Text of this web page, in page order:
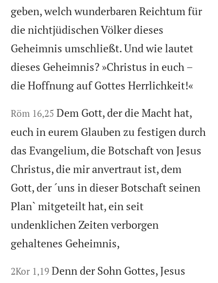
geben, welch wunderbaren Reichtum für
die nichtjüdischen Völker dieses
Geheimnis umschließt. Und wie lautet
dieses Geheimnis? »Christus in euch –
die Hoffnung auf Gottes Herrlichkeit!«
Röm 16,25 Dem Gott, der die Macht hat,
euch in eurem Glauben zu festigen durch
das Evangelium, die Botschaft von Jesus
Christus, die mir anvertraut ist, dem
Gott, der ´uns in dieser Botschaft seinen
Plan` mitgeteilt hat, ein seit
undenklichen Zeiten verborgen
gehaltenes Geheimnis,
2Kor 1,19 Denn der Sohn Gottes, Jesus